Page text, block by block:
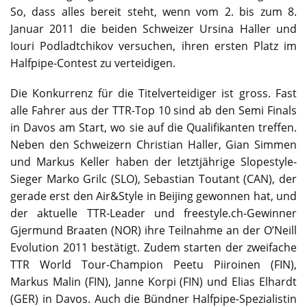
So, dass alles bereit steht, wenn vom 2. bis zum 8.
Januar 2011 die beiden Schweizer Ursina Haller und
Iouri Podladtchikov versuchen, ihren ersten Platz im
Halfpipe-Contest zu verteidigen.
Die Konkurrenz für die Titelverteidiger ist gross. Fast
alle Fahrer aus der TTR-Top 10 sind ab den Semi Finals
in Davos am Start, wo sie auf die Qualifikanten treffen.
Neben den Schweizern Christian Haller, Gian Simmen
und Markus Keller haben der letztjährige Slopestyle-
Sieger Marko Grilc (SLO), Sebastian Toutant (CAN), der
gerade erst den Air&Style in Beijing gewonnen hat, und
der aktuelle TTR-Leader und freestyle.ch-Gewinner
Gjermund Braaten (NOR) ihre Teilnahme an der OʼNeill
Evolution 2011 bestätigt. Zudem starten der zweifache
TTR World Tour-Champion Peetu Piiroinen (FIN),
Markus Malin (FIN), Janne Korpi (FIN) und Elias Elhardt
(GER) in Davos. Auch die Bündner Halfpipe-Spezialistin